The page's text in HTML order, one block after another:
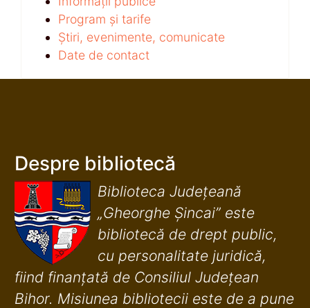
Program și tarife
Știri, evenimente, comunicate
Date de contact
Despre bibliotecă
Biblioteca Județeană
„Gheorghe Șincai” este
bibliotecă de drept public,
cu personalitate juridică,
fiind finanţată de Consiliul Judeţean
Bihor. Misiunea bibliotecii este de a pune